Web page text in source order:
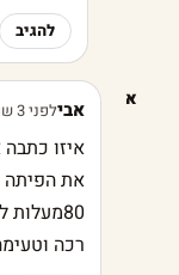
להגיב
א אבילפני 3 שנים
איזו
את הפיתה
רכה